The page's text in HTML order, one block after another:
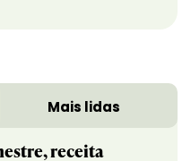
Mais lidas
receita